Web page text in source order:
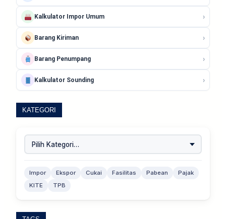
Kalkulator Impor Umum ›
Barang Kiriman ›
Barang Penumpang ›
Kalkulator Sounding ›
KATEGORI
Impor Ekspor Cukai Fasilitas Pabean
Pajak
KITE
TPB